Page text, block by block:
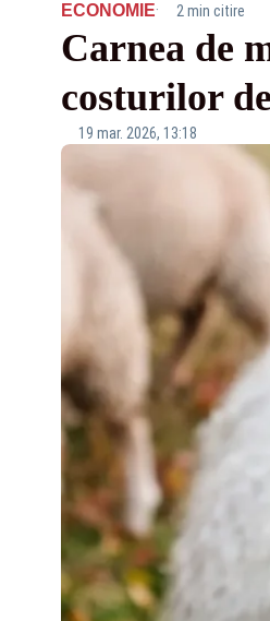
ECONOMIE· 2 min citire
Carnea de
costurilor
19 mar. 2026, 13:18